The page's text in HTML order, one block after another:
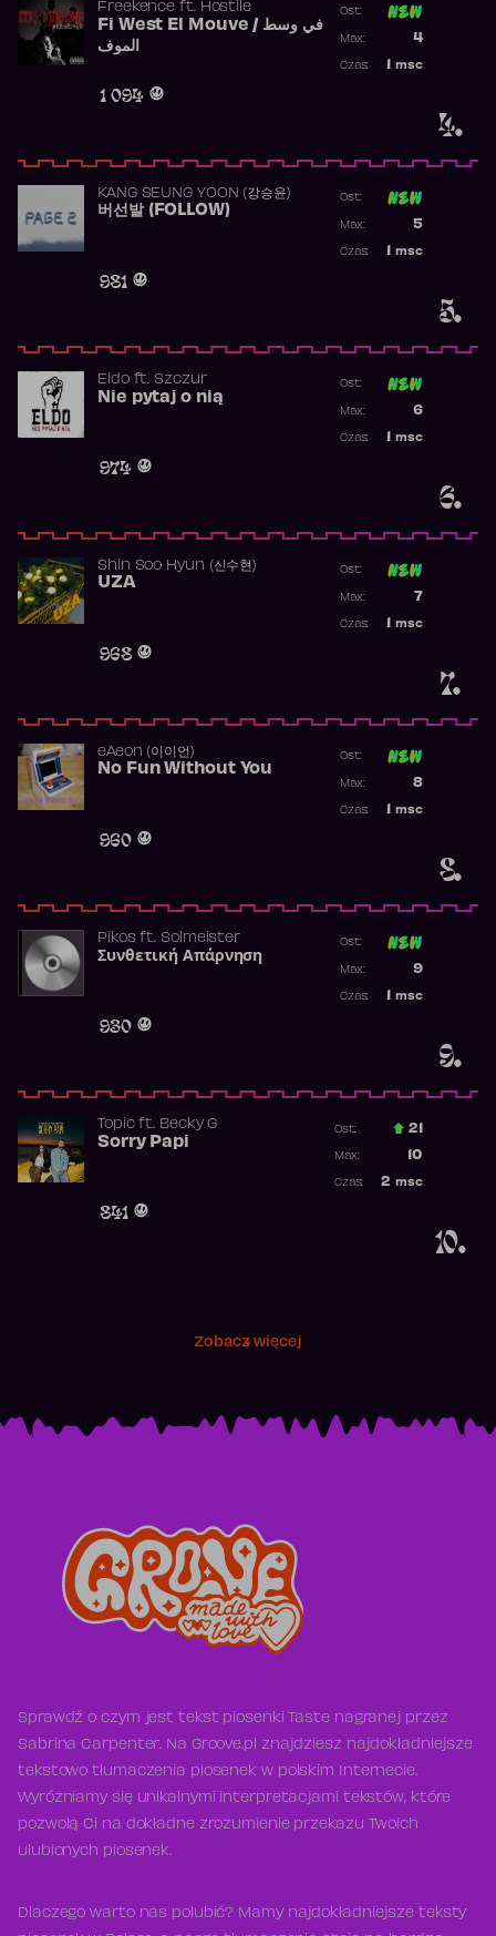
4.
Freekence ft. Hostile
Fi West El Mouve / في وسط
الموف
1 094
Ost:
4
Max:
msc
Czas:
5.
KANG SEUNG YOON (강승윤)
버선발 (FOLLOW)
981
Ost:
5
Max:
msc
Czas:
6.
Eldoft. Szczur
Nie pytaj o nią
974
Ost:
6
Max:
msc
Czas:
7.
Shin Soo Hyun (신수현)
UZA
968
Ost:
7
Max:
msc
Czas:
8.
​eAeon (이이언)
No Fun Without You
960
Ost:
8
Max:
msc
Czas:
9.
Pikosft. Solmeister
Συνθετική Απάρνηση
930
Ost:
9
Max:
msc
Czas:
10.
Topicft. Becky G
Sorry Papi
841
Ost.: 21
10
Max:
2 msc
Czas:
Zobacz więcej
Sprawdź o czym jest tekst piosenki Taste nagranej przez
Sabrina Carpenter. Na Groove.pl znajdziesz najdokładniejsze
tekstowo tłumaczenia piosenek w polskim Internecie.
Wyróżniamy się unikalnymi interpretacjami tekstów, które
pozwolą Ci na dokładne zrozumienie przekazu Twoich
ulubionych piosenek.
Dlaczego warto nas polubić? Mamy najdokładniejsze teksty